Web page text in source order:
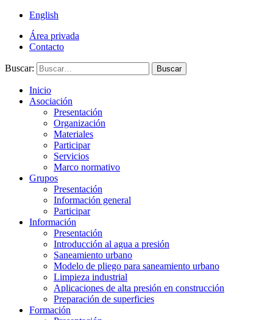
English
Área privada
Contacto
Buscar: Buscar
Inicio
Asociación
Presentación
Organización
Materiales
Participar
Servicios
Marco normativo
Grupos
Presentación
Información general
Participar
Información
Presentación
Introducción al agua a presión
Saneamiento urbano
Modelo de pliego para saneamiento urbano
Limpieza industrial
Aplicaciones de alta presión en construcción
Preparación de superficies
Formación